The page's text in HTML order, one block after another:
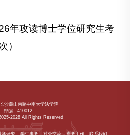
年攻读博士学位研究生考
）
沙麓山南路中南大学法学院
邮编：410012
2028 All Rights Reserved